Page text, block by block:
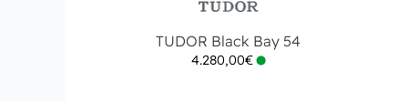
TUDOR Black Bay 54
4.280,00€